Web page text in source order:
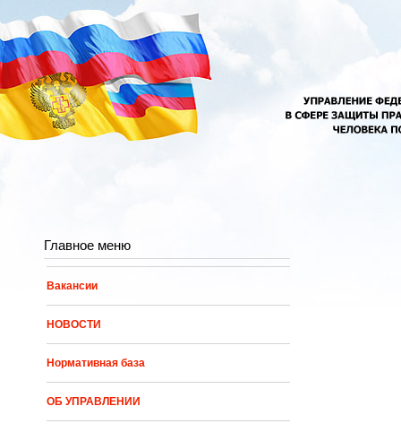
Перейти к основному содержанию
Главное меню
Вакансии
НОВОСТИ
Нормативная база
ОБ УПРАВЛЕНИИ